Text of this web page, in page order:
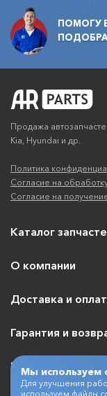
ПОМОГУ
Продажа
Kia, Hyundai и др.
Политика
Согласие на
Согласие на
Каталог
О компании
Доставка и
Гарантия и
Контакты
Мы используем
Для улучшения
используем файлы